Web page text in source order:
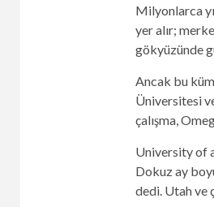
Milyonlarca
yer alır;
gökyüzünde
Ancak bu
Üniversitesi
çalışma,
University of
Dokuz ay
dedi. Utah ve